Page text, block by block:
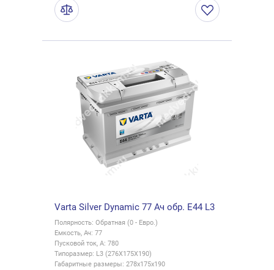
Varta Silver Dynamic 77 Ач обр. E44 L3
Полярность: Обратная (0 - Евро.)
Емкость, Ач: 77
Пусковой ток, А: 780
Типоразмер: L3 (276X175X190)
Габаритные размеры: 278х175х190